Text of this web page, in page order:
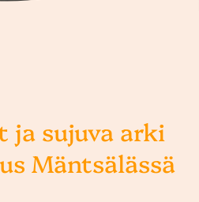
sujuva arki
Mäntsälässä